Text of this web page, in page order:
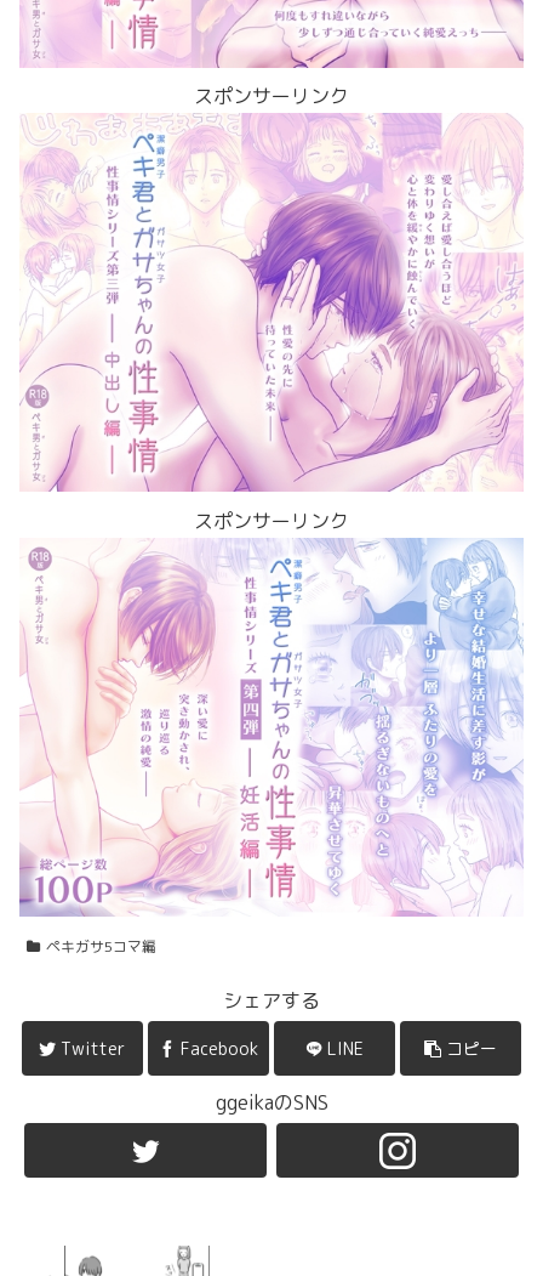
スポンサーリンク
スポンサーリンク
ペキガサ5コマ編
シェアする
Twitter Facebook LINE コピー
ggeikaのSNS